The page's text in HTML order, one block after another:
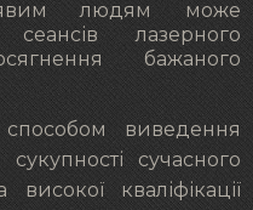
людям може
лазерного
бажаного
виведення
сучасного
кваліфікації